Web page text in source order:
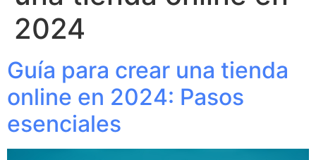
2024
Guía para crear una tienda
online en 2024: Pasos
esenciales